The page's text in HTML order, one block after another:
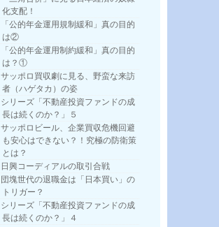
化支配！
「公的年金運用規制緩和」真の目的
は②
「公的年金運用制約緩和」真の目的
は？①
サッポロ買収劇に見る、野蛮な来訪
者（ハゲタカ）の姿
シリーズ「不動産投資ファンドの成
長は続くのか？」５
サッポロビール、企業買収危機回避
も安心はできない？！究極の防衛策
とは？
日興コーディアルの取引合戦
団塊世代の退職金は「日本買い」の
トリガー？
シリーズ「不動産投資ファンドの成
長は続くのか？」４